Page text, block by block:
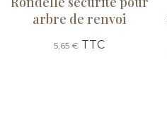
arbre de renvoi
5,65 € TTC